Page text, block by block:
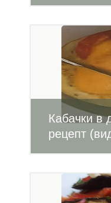
Кабачки в
рецепт